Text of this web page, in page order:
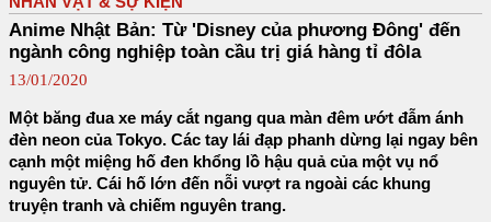
Anime Nhật Bản: Từ 'Disney của phương Đông' đến
ngành công nghiệp toàn cầu trị giá hàng tỉ đôla
13/01/2020
Một băng đua xe máy cắt ngang qua màn đêm ướt đẫm ánh
đèn neon của Tokyo. Các tay lái đạp phanh dừng lại ngay bên
cạnh một miệng hố đen khổng lồ hậu quả của một vụ nổ
nguyên tử. Cái hố lớn đến nỗi vượt ra ngoài các khung
truyện tranh và chiếm nguyên trang.